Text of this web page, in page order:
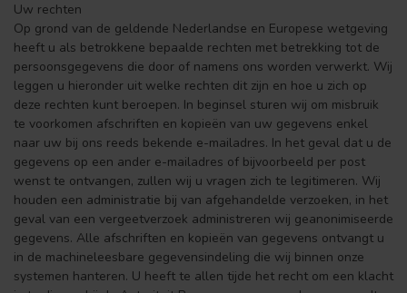
Uw rechten
Op grond van de geldende Nederlandse en Europese wetgeving
heeft u als betrokkene bepaalde rechten met betrekking tot de
persoonsgegevens die door of namens ons worden verwerkt. Wij
leggen u hieronder uit welke rechten dit zijn en hoe u zich op
deze rechten kunt beroepen. In beginsel sturen wij om misbruik
te voorkomen afschriften en kopieën van uw gegevens enkel
naar uw bij ons reeds bekende e-mailadres. In het geval dat u de
gegevens op een ander e-mailadres of bijvoorbeeld per post
wenst te ontvangen, zullen wij u vragen zich te legitimeren. Wij
houden een administratie bij van afgehandelde verzoeken, in het
geval van een vergeetverzoek administreren wij geanonimiseerde
gegevens. Alle afschriften en kopieën van gegevens ontvangt u
in de machineleesbare gegevensindeling die wij binnen onze
systemen hanteren. U heeft te allen tijde het recht om een klacht